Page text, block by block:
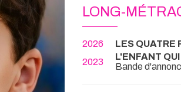
LONG-
2026 LES QUATRE
2023
L'ENFANT
Bande